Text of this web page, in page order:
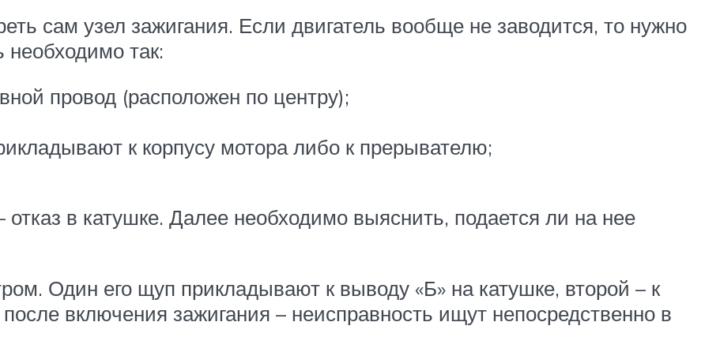
сам узел зажигания. Если двигатель вообще не заводится, то нужно
необходимо так:
провод (расположен по центру);
к корпусу мотора либо к прерывателю;
в катушке. Далее необходимо выяснить, подается ли на нее
Один его щуп прикладывают к выводу «Б» на катушке, второй – к
включения зажигания – неисправность ищут непосредственно в